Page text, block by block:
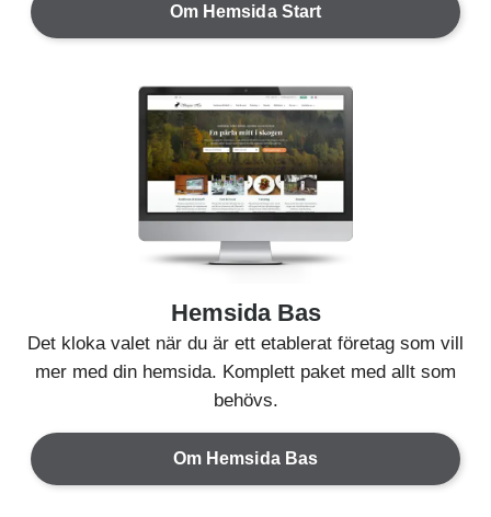
Om Hemsida Start
Hemsida Bas
Det kloka valet när du är ett etablerat företag som vill
mer med din hemsida. Komplett paket med allt som
behövs.
Om Hemsida Bas